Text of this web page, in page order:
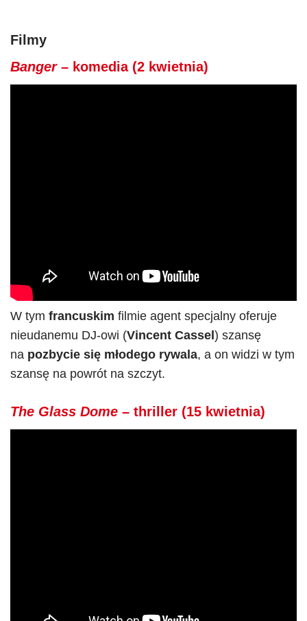
Filmy
Banger– komedia (2 kwietnia)
W tym francuskim filmie agent specjalny oferuje
nieudanemu DJ-owi (Vincent Cassel ) szansę
na pozbycie się młodego rywala, a on widzi w tym
szansę na powrót na szczyt.
The Glass Dome – thriller (15 kwietnia)